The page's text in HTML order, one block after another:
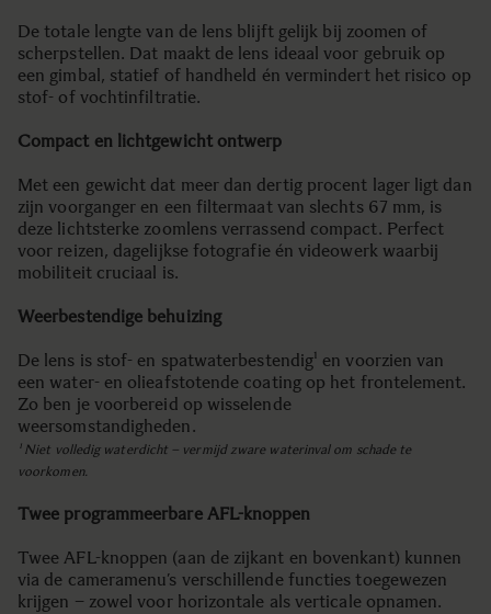
De totale lengte van de lens blijft gelijk bij zoomen of
scherpstellen. Dat maakt de lens ideaal voor gebruik op
een gimbal, statief of handheld én vermindert het risico op
stof- of vochtinfiltratie.
Compact en lichtgewicht ontwerp
Met een gewicht dat meer dan dertig procent lager ligt dan
zijn voorganger en een filtermaat van slechts 67 mm, is
deze lichtsterke zoomlens verrassend compact. Perfect
voor reizen, dagelijkse fotografie én videowerk waarbij
mobiliteit cruciaal is.
Weerbestendige behuizing
De lens is stof- en spatwaterbestendig¹ en voorzien van
een water- en olieafstotende coating op het frontelement.
Zo ben je voorbereid op wisselende
weersomstandigheden.
¹ Niet volledig waterdicht – vermijd zware waterinval om schade te
voorkomen.
Twee programmeerbare AFL-knoppen
Twee AFL-knoppen (aan de zijkant en bovenkant) kunnen
via de cameramenu’s verschillende functies toegewezen
krijgen – zowel voor horizontale als verticale opnamen.